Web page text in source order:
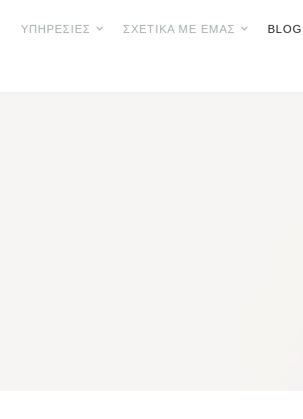
ΥΠΗΡΕΣΊΕΣ ΣΧΕΤΙΚΆ ΜΕ ΕΜΆΣ BLOG